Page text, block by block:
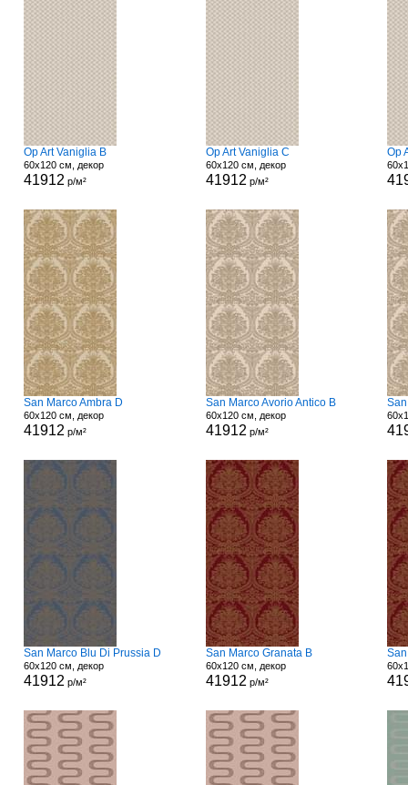
Op Art Vaniglia B
60x120 см, декор
41912 р/м²
Op Art Vaniglia C
60x120 см, декор
41912 р/м²
Op
San Marco Ambra D
60x120 см, декор
41912 р/м²
San Marco Avorio Antico B
60x120 см, декор
41912 р/м²
San Marco Blu Di Prussia D
60x120 см, декор
41912 р/м²
San Marco Granata B
60x120 см, декор
41912 р/м²